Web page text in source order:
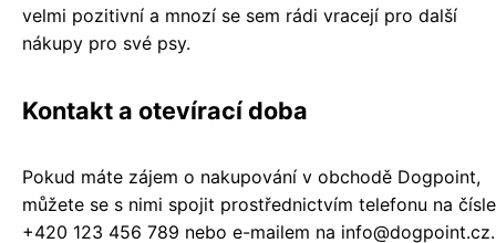
velmi pozitivní a mnozí se sem rádi vracejí pro další
nákupy pro své psy.
Kontakt a otevírací doba
Pokud máte zájem o nakupování v obchodě Dogpoint,
můžete se s nimi spojit prostřednictvím telefonu na čísle
+420 123 456 789 nebo e-mailem na info@dogpoint.cz.